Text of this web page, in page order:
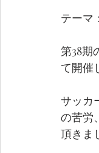
テーマ
第38期
て開催
サッカ
の苦労
頂きま